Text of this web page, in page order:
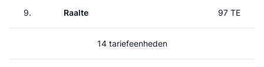
9. Raalte 97 TE
14 tariefeenheden